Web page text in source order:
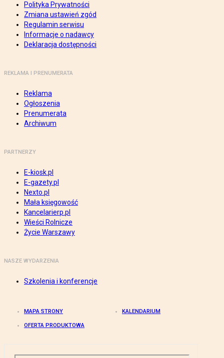
Polityka Prywatności
Zmiana ustawień zgód
Regulamin serwisu
Informacje o nadawcy
Deklaracja dostępności
REKLAMA I PRENUMERATA
Reklama
Ogłoszenia
Prenumerata
Archiwum
PARTNERZY
E-kiosk.pl
E-gazety.pl
Nexto.pl
Mała księgowość
Kancelarierp.pl
Wieści Rolnicze
Życie Warszawy
NASZE WYDARZENIA
Szkolenia i konferencje
MAPA STRONY KALENDARIUM
OFERTA PRODUKTOWA